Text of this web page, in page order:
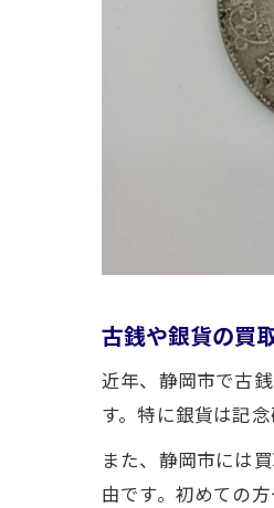
古銭や銀貨の買
近年、静岡市で古
す。特に銀貨は記
また、静岡市には
由です。初めての